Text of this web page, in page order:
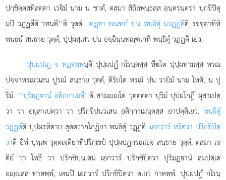
ปกฺขิตฺตสทิสตฺตา เวิมํ นาม น ชาตํ, ตสฺมา สิถิลพนฺธสฺส อนฺตรนฺตรา ปกฺขิปิตุ
มฺปิ วฏฺฏตีติ วทนฺตี’’ติ วุตฺตํ. เหฏฺา ทณฺฑกํ ปน พนฺธิตุํ นวฏฺฏตีติ รชฺชุอาทีหิ
พนฺธนํ สนฺธาย วุตฺตํ, ปุปฺผสฺเสว ปน อจฺฉินฺนทณฺฑเกหิ พนฺธิตุํ วฏฺฏติ เอว.
ปุปฺผปเฏ จ ทฏฺพฺพนฺติ ปุปฺผปฏํ กโรนฺตสฺส ทีฆโต ปุปฺผทามสฺส หรณ
ปจฺจาหรณวเสน ปูรณํ สนฺธาย วุตฺตํ, ติริยโต หรณํ ปน วายิมํ นาม โหติ, น ปุ
ริมํ. ‘‘ปุริมฏฺานํ อติกฺกาเมตี’’ติ สามฺโต วุตฺตตฺตา ปุริมํ ปุปฺผโกฏึ ผุสาเปตฺ
วา วา อผุสาเปตฺวา วา ปริกฺขิปนวเสน อติกฺกาเมนฺตสฺส อาปตฺติเยว. พนฺธิตุํ
วฏฺฏตีติ ปุปฺผรหิตาย สุตฺตวากโกฏิยา พนฺธิตุํ วฏฺฏติ. เอกวารํ หริตฺวา ปริกฺขิปิตฺ
วาติ อิทํ ปุพฺเพ วุตฺตเจติยาทิปริกฺเขปํ ปุปฺผปฏกรณฺจ สนฺธาย วุตฺตํ, ตสฺมา เจ
ติยํ วา โพธึ วา ปริกฺขิปนฺเตน เอกวารํ ปริกฺขิปิตฺวา ปุริมฏฺานํ สมฺปตฺเต
อฺสฺส ทาตพฺพํ, เตนปิ เอกวารํ ปริกฺขิปิตฺวา ตเถว กาตพฺพํ. ปุปฺผปฏํ กโรนฺ